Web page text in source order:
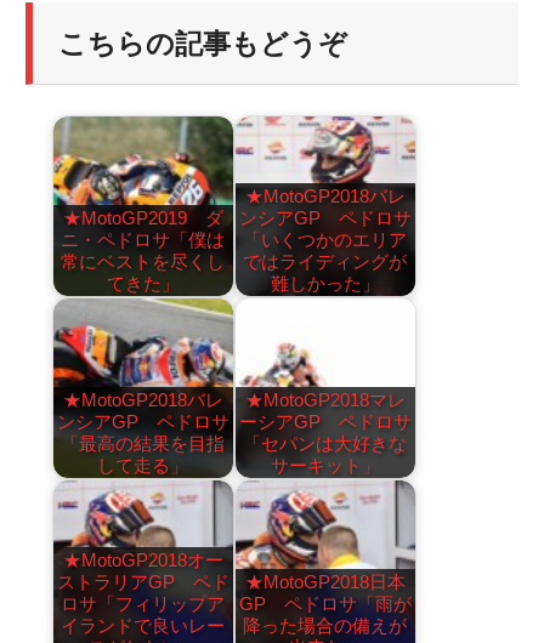
こちらの記事もどうぞ
★MotoGP2019 ダ
ニ・ペドロサ「僕は
常にベストを尽くし
てきた」
★MotoGP2018バレ
ンシアGP ペドロサ
「いくつかのエリア
ではライディングが
難しかった」
★MotoGP2018バレ
ンシアGP ペドロサ
「最高の結果を目指
して走る」
★MotoGP2018マレ
ーシアGP ペドロサ
「セパンは大好きな
サーキット」
★MotoGP2018オー
ストラリアGP ペド
ロサ「フィリップア
イランドで良いレー
★MotoGP2018日本
GP ペドロサ「雨が
降った場合の備えが